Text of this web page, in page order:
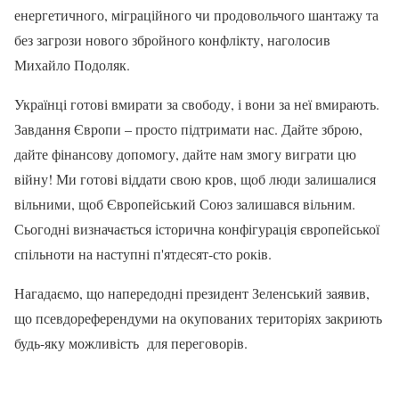
енергетичного, міграційного чи продовольчого шантажу та
без загрози нового збройного конфлікту, наголосив
Михайло Подоляк.
Українці готові вмирати за свободу, і вони за неї вмирають.
Завдання Європи – просто підтримати нас. Дайте зброю,
дайте фінансову допомогу, дайте нам змогу виграти цю
війну! Ми готові віддати свою кров, щоб люди залишалися
вільними, щоб Європейський Союз залишався вільним.
Сьогодні визначається історична конфігурація європейської
спільноти на наступні п'ятдесят-сто років.
Нагадаємо, що напередодні президент Зеленський заявив,
що псевдореферендуми на окупованих територіях закриють
будь-яку можливість для переговорів.